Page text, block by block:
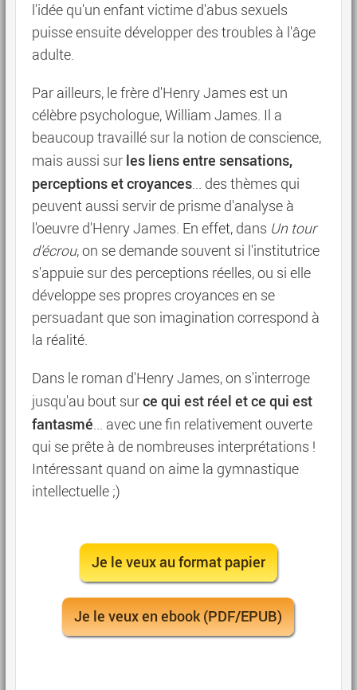
l'idée qu'un enfant victime d'abus sexuels
puisse ensuite développer des troubles à l'âge
adulte.
Par ailleurs, le frère d'Henry James est un
célèbre psychologue, William James. Il a
beaucoup travaillé sur la notion de conscience,
mais aussi sur les liens entre sensations,
perceptions et croyances... des thèmes qui
peuvent aussi servir de prisme d'analyse à
l'oeuvre d'Henry James. En effet, dans Un tour
d'écrou, on se demande souvent si l'institutrice
s'appuie sur des perceptions réelles, ou si elle
développe ses propres croyances en se
persuadant que son imagination correspond à
la réalité.
Dans le roman d'Henry James, on s'interroge
jusqu'au bout surce qui est réel et ce qui est
fantasmé... avec une fin relativement ouverte
qui se prête à de nombreuses interprétations !
Intéressant quand on aime la gymnastique
intellectuelle ;)
Je le veux au format papier
Je le veux en ebook (PDF/EPUB)